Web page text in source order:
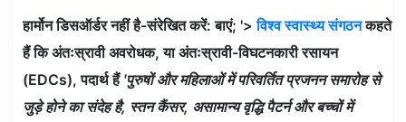
हार्मोन डिसऑर्डर नहीं है-संरेखित करें: बाएं; '>विश्व स्वास्थ्य संगठनकहते
हैं कि अंतःस्रावी अवरोधक, या अंतःस्रावी-विघटनकारी रसायन
(EDCs), पदार्थ हैं'पुरुषों और महिलाओं में परिवर्तित प्रजनन समारोह से
जुड़े होने का संदेह है, स्तन कैंसर, असामान्य वृद्धि पैटर्न और बच्चों में